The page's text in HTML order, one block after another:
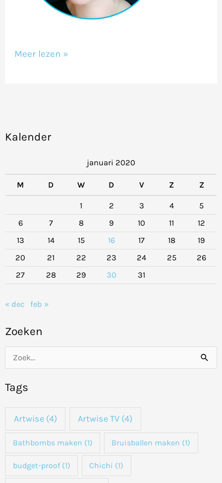
Kalender
januari 2020
M D W D V Z Z
1 2 3 4
5
6
7 8 9 10 11
12
13
14 15 16 17 18
19
20
21 22 23 24 25
26
27
28 29 30 31
« dec feb »
Zoeken
e
k
a
Tags
Artwise(4) Artwise TV (4)
Bathbombs maken (1) Bruisballen maken (1)
budget-proof(1) Chichi (1)
Meer lezen »